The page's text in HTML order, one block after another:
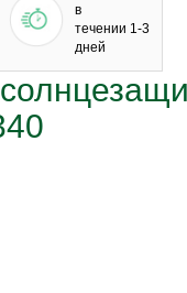
в
течении 1-3
дней